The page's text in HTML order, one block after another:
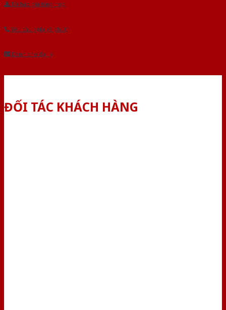
Tải báo giá tổng hợp
Yêu cầu gọi lại (3 phút)
Dành cho đại lý
ĐỐI TÁC KHÁCH HÀNG